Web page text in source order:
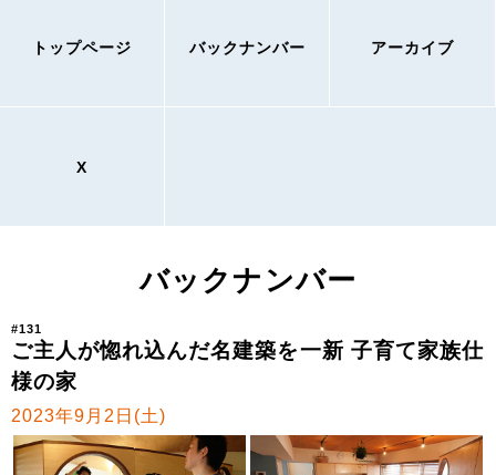
トップページ バックナンバー アーカイブ
X
バックナンバー
#131
ご主人が惚れ込んだ名建築を一新 子育て家族仕
様の家
2023年9月2日(土)